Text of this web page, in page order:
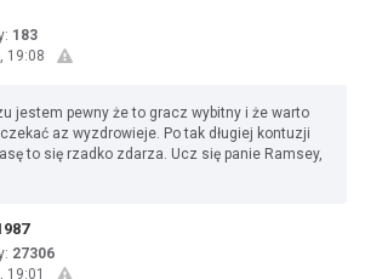
183
19:08
jestem pewny że to gracz wybitny i że warto
az wyzdrowieje. Po tak długiej kontuzji
to się rzadko zdarza. Ucz się panie Ramsey,
27306
19:01